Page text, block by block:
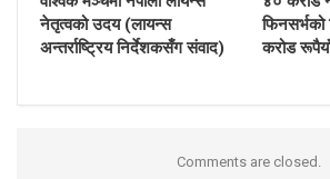
नेतृत्वको उदय (लायन्स
अन्तर्राष्ट्रिय निर्देशकसँग संवाद)
फिनसर्भको
करोड
Comments are closed.